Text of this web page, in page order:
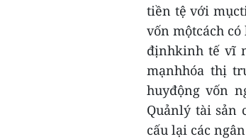
tiền tệ với
vốn mộtcách
địnhkinh tế vĩ
mạnhhóa thị
huyđộng vốn
Quảnlý tài sản
cấu lại các